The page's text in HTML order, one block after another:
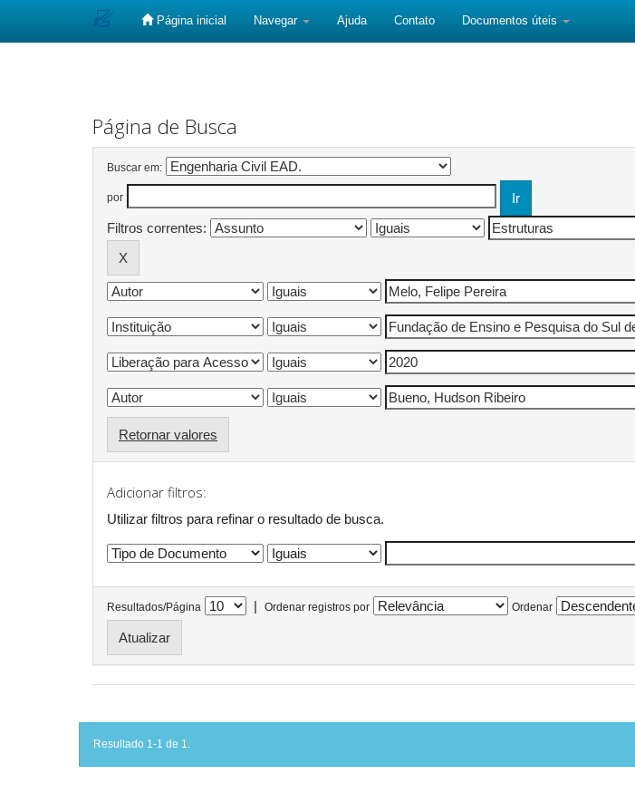
Página inicial Navegar Ajuda Contato Documentos úteis
Página de Busca
Buscar em:
por
Filtros correntes:
Retornar valores
Adicionar filtros:
Utilizar filtros para refinar o resultado de busca.
Resultados/Página | Ordenar registros por Ordenar
Resultado 1-1 de 1.